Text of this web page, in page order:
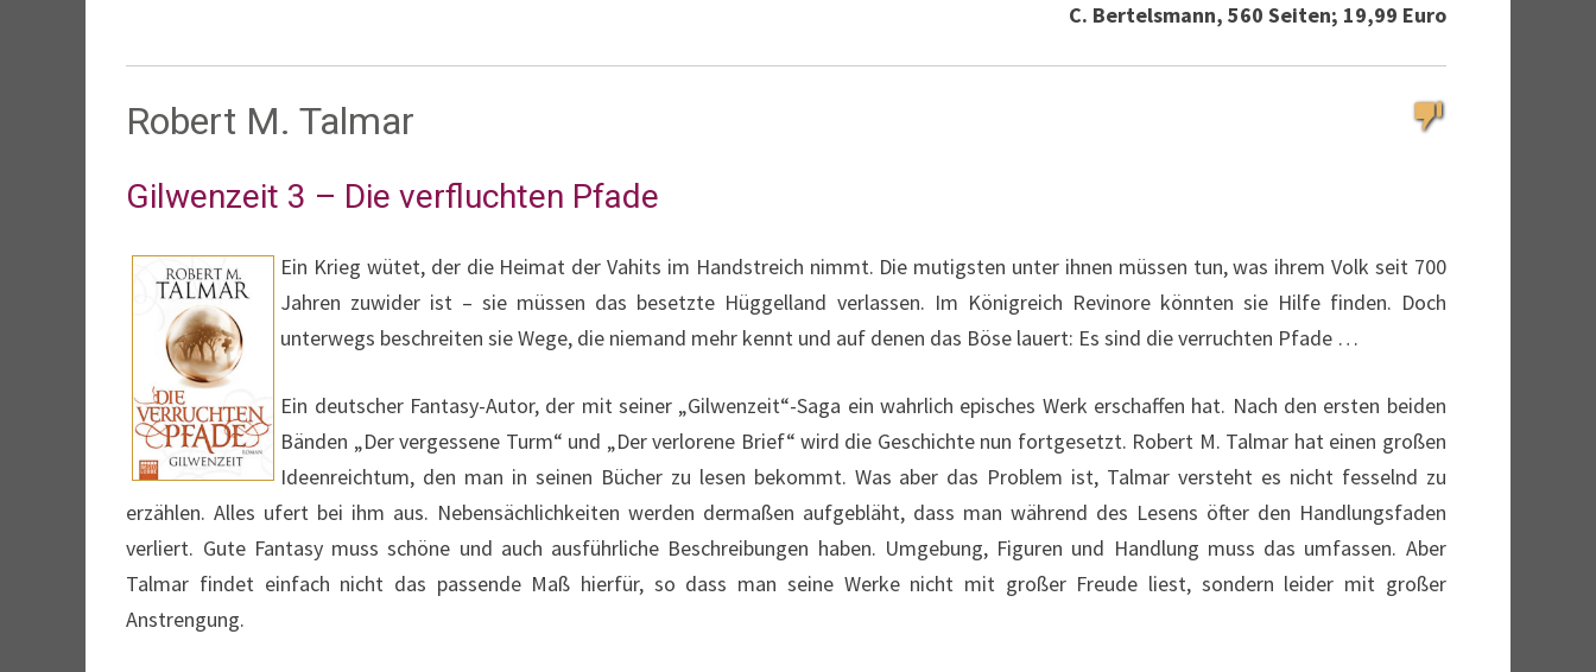
C. Bertelsmann, 560 Seiten; 19,99 Euro
Robert M. Talmar
Gilwenzeit 3 – Die verfluchten Pfade
Ein Krieg wütet, der die Heimat der Vahits im Handstreich nimmt. Die mutigsten unter ihnen müssen tun, was ihrem Volk seit 700
Jahren zuwider ist – sie müssen das besetzte Hüggelland verlassen. Im Königreich Revinore könnten sie Hilfe finden. Doch
unterwegs beschreiten sie Wege, die niemand mehr kennt und auf denen das Böse lauert: Es sind die verruchten Pfade …
Ein deutscher Fantasy-Autor, der mit seiner „Gilwenzeit“-Saga ein wahrlich episches Werk erschaffen hat. Nach den ersten beiden
Bänden „Der vergessene Turm“ und „Der verlorene Brief“ wird die Geschichte nun fortgesetzt. Robert M. Talmar hat einen großen
Ideenreichtum, den man in seinen Bücher zu lesen bekommt. Was aber das Problem ist, Talmar versteht es nicht fesselnd zu
erzählen. Alles ufert bei ihm aus. Nebensächlichkeiten werden dermaßen aufgebläht, dass man während des Lesens öfter den Handlungsfaden
verliert. Gute Fantasy muss schöne und auch ausführliche Beschreibungen haben. Umgebung, Figuren und Handlung muss das umfassen. Aber
Talmar findet einfach nicht das passende Maß hierfür, so dass man seine Werke nicht mit großer Freude liest, sondern leider mit großer
Anstrengung.